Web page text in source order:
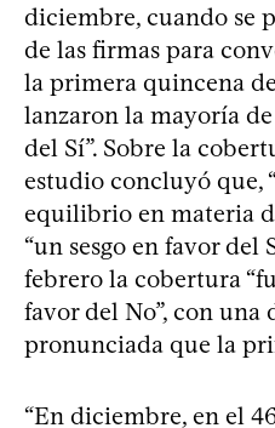
diciembre, cuando se
de las firmas para
la primera quincena
lanzaron la mayoría
del Sí”. Sobre la
estudio concluyó que,
equilibrio en materia
“un sesgo en favor del
febrero la cobertura
favor del No”, con una
pronunciada que la
“En diciembre, en el